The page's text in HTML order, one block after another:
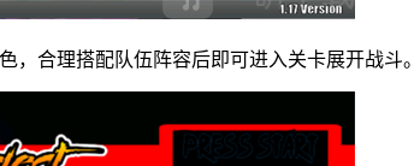
，合理搭配队伍阵容后即可进入关卡展开战斗。